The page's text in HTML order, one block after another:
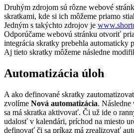
Druhým zdrojom sú rôzne webové
skratkami, kde si ich môžeme priamo
Jedným s takýchto zdrojov je
Odporúčame webovú stránku otvoriť
integrácia skratky prebehla automaticky
Aj tieto skratky môžeme následne
Automatizácia úloh
A ako definované skratky
zvolíme Nová automatizácia.
sa má skratka aktivovať. Či už ide o
udalosť v kalendári, príchod na miesto
definovať či sa príkaz má zrealizovať